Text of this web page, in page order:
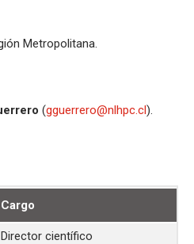
Metropolitana.
(gguerrero@nlhpc.cl).
Cargo
Director científico